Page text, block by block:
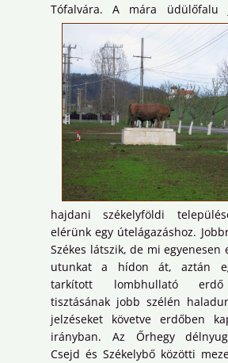
Tófalvára.A mára üdülőfalu
hajdani székelyföldi
elérünk egy útelágazáshoz.
Székes látszik, de mi egyenesen
utunkat a hídon át, aztán
tarkított lombhullató erdő
tisztásának jobb szélén
jelzéseket követve erdőben
irányban. Az Őrhegy
Csejd és Székelybő közötti